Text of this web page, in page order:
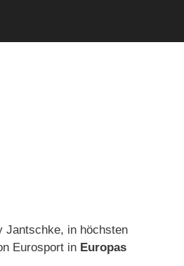
Jantschke, in höchsten
Eurosport in Europas